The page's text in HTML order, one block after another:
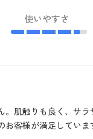
使いやすさ
肌触りも良く、サ
客様が満足していま